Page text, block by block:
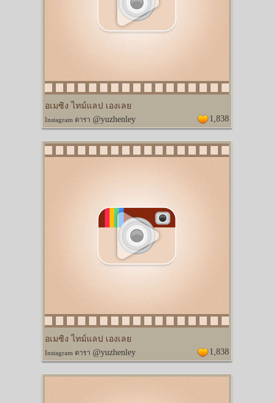
อเมซิง ไทม์แลป เองเลย
Instagram ดารา @yuzhenley 1,838
อเมซิง ไทม์แลป เองเลย
Instagram ดารา @yuzhenley 1,838